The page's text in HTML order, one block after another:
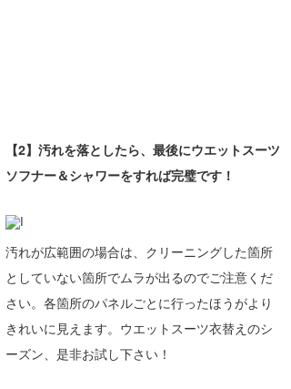
【2】汚れを落としたら、最後にウエットスーツ
ソフナー＆シャワーをすれば完璧です！
汚れが広範囲の場合は、クリーニングした箇所
としていない箇所でムラが出るのでご注意くだ
さい。各箇所のパネルごとに行ったほうがより
きれいに見えます。ウエットスーツ衣替えのシ
ーズン、是非お試し下さい！